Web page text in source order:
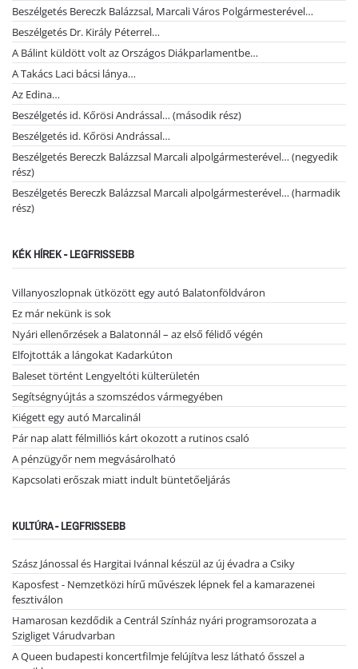
Beszélgetés Bereczk Balázzsal, Marcali Város Polgármesterével…
Beszélgetés Dr. Király Péterrel…
A Bálint küldött volt az Országos Diákparlamentbe…
A Takács Laci bácsi lánya…
Az Edina…
Beszélgetés id. Kőrösi Andrással… (második rész)
Beszélgetés id. Kőrösi Andrással…
Beszélgetés Bereczk Balázzsal Marcali alpolgármesterével… (negyedik
rész)
Beszélgetés Bereczk Balázzsal Marcali alpolgármesterével… (harmadik
rész)
KÉK HÍREK - LEGFRISSEBB
Villanyoszlopnak ütközött egy autó Balatonföldváron
Ez már nekünk is sok
Nyári ellenőrzések a Balatonnál – az első félidő végén
Elfojtották a lángokat Kadarkúton
Baleset történt Lengyeltóti külterületén
Segítségnyújtás a szomszédos vármegyében
Kiégett egy autó Marcalinál
Pár nap alatt félmilliós kárt okozott a rutinos csaló
A pénzügyőr nem megvásárolható
Kapcsolati erőszak miatt indult büntetőeljárás
KULTÚRA - LEGFRISSEBB
Szász Jánossal és Hargitai Ivánnal készül az új évadra a Csiky
Kaposfest - Nemzetközi hírű művészek lépnek fel a kamarazenei
fesztiválon
Hamarosan kezdődik a Centrál Színház nyári programsorozata a
Szigliget Várudvarban
A Queen budapesti koncertfilmje felújítva lesz látható ősszel a